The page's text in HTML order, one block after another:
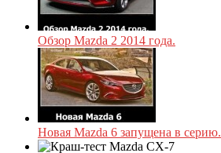
Обзор Mazda 2 2014 года.
Новая Mazda 6 запущена в серию.